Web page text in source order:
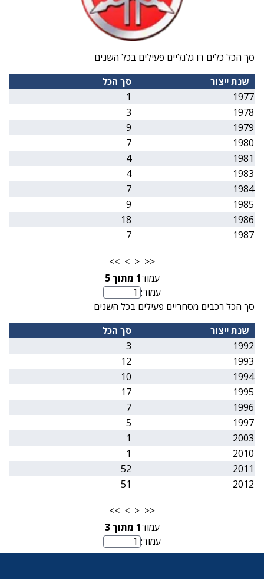
סך הכל כלים דו גלגליים פעילים בכל השנים
שנת ייצור
סך הכל
1977
1
1978
3
1979
9
1980
7
1981
4
1983
4
1984
7
1985
9
1986
18
1987
7
<<
<
>
>>
עמוד1 מתוך 5
מספר עמוד
עמוד:
סך הכל רכבים מסחריים פעילים בכל השנים
שנת ייצור
סך הכל
1992
3
1993
12
1994
10
1995
17
1996
7
1997
5
2003
1
2010
1
2011
52
2012
51
<<
<
>
>>
עמוד1 מתוך 3
מספר עמוד
עמוד: